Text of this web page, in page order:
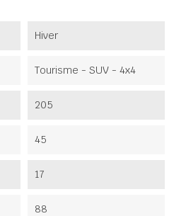
Hiver
Tourisme - SUV - 4x4
205
45
17
88